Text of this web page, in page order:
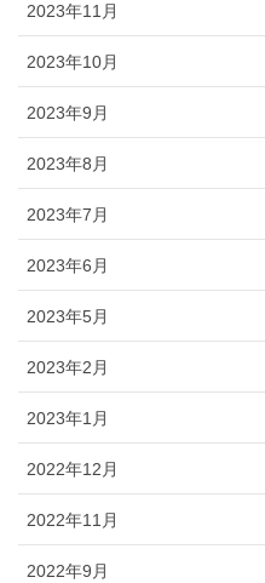
2023年11月
2023年10月
2023年9月
2023年8月
2023年7月
2023年6月
2023年5月
2023年2月
2023年1月
2022年12月
2022年11月
2022年9月